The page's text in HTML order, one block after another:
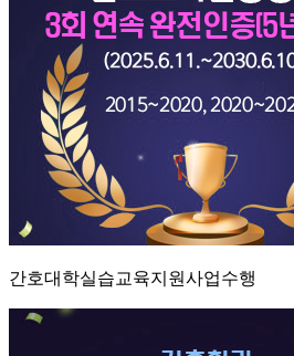
간호대학실습교육지원사업수행